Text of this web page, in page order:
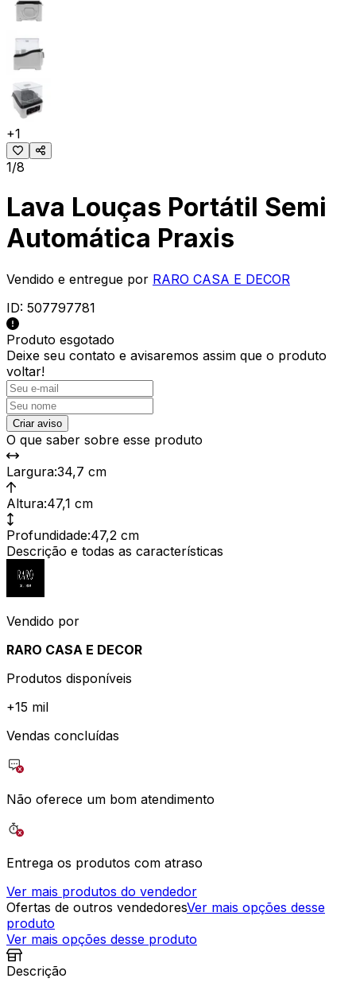
+1
1/8
Lava Louças Portátil Semi
Automática Praxis
Vendido e entregue por RARO CASA E DECOR
ID: 507797781
Produto esgotado
Deixe seu contato e avisaremos assim que o produto
voltar!
Criar aviso
O que saber sobre esse produto
Largura:34,7 cm
Altura:47,1 cm
Profundidade:47,2 cm
Descrição e todas as características
Vendido por
RARO CASA E DECOR
Produtos disponíveis
+15 mil
Vendas concluídas
Não oferece um bom atendimento
Entrega os produtos com atraso
Ver mais produtos do vendedor
Ofertas de outros vendedoresVer mais opções desse
produto
Ver mais opções desse produto
Descrição